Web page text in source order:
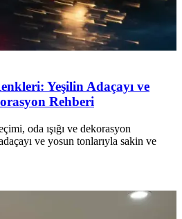
Yeşilin Adaçayı ve
Rehberi
oda ışığı ve dekorasyon
ve yosun tonlarıyla sakin ve